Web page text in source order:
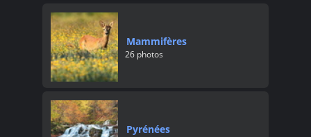
Mammifères
26 photos
Pyrénées